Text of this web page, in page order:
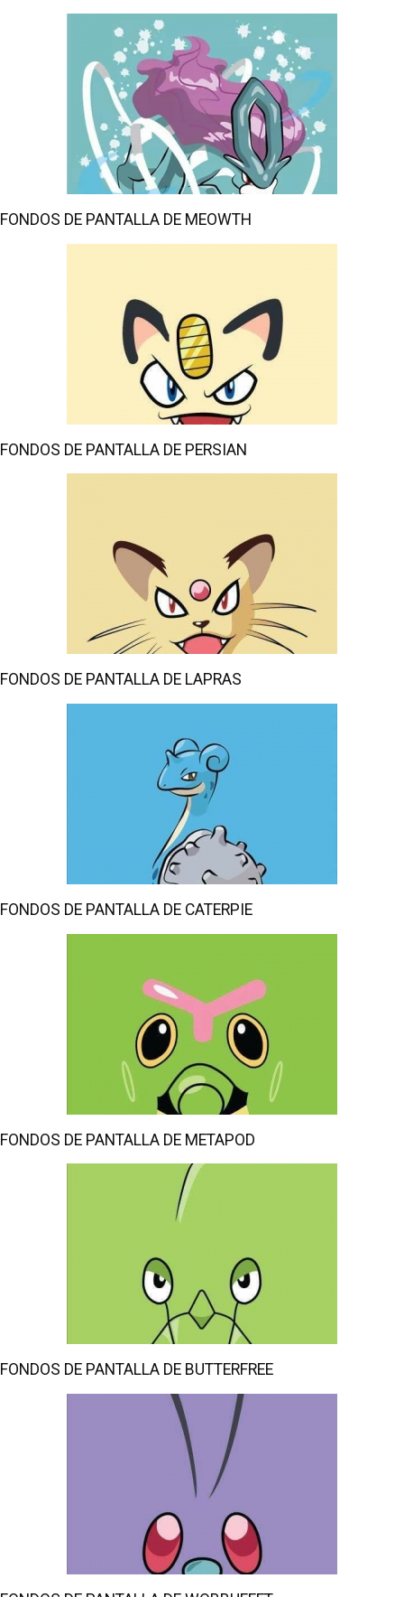
FONDOS DE PANTALLA DE MEOWTH
FONDOS DE PANTALLA DE PERSIAN
FONDOS DE PANTALLA DE LAPRAS
FONDOS DE PANTALLA DE CATERPIE
FONDOS DE PANTALLA DE METAPOD
FONDOS DE PANTALLA DE BUTTERFREE